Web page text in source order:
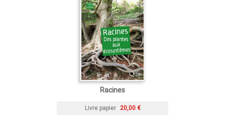
Racines
Livre papier 20,00 €